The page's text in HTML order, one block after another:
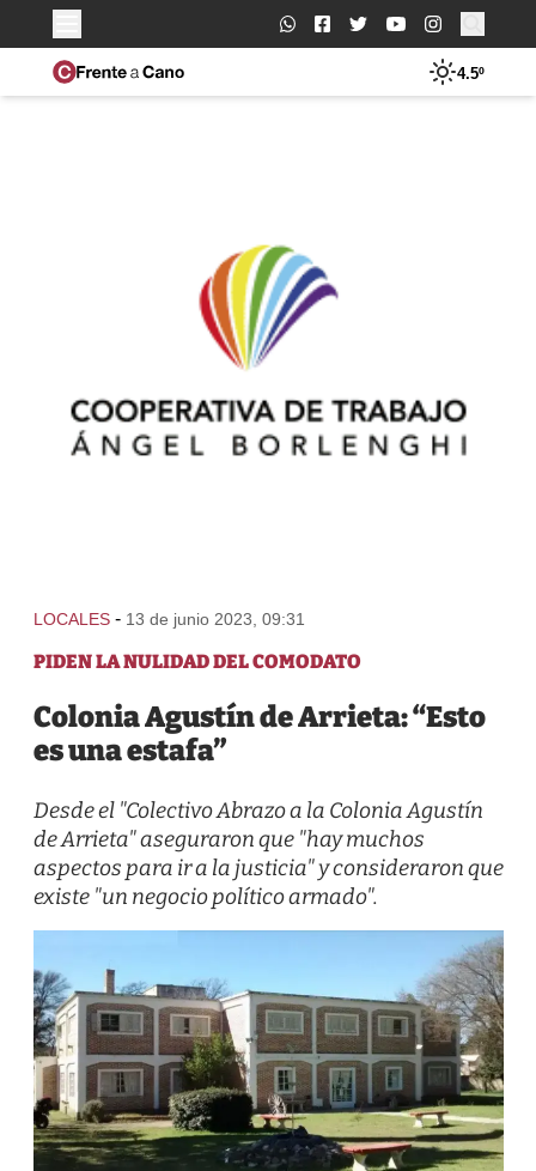
Buscar:
4.5º
LOCALES - 13 de junio 2023, 09:31
PIDEN LA NULIDAD DEL COMODATO
Colonia Agustín de Arrieta: “Esto
es una estafa”
Desde el "Colectivo Abrazo a la Colonia Agustín
de Arrieta" aseguraron que "hay muchos
aspectos para ir a la justicia" y consideraron que
existe "un negocio político armado".